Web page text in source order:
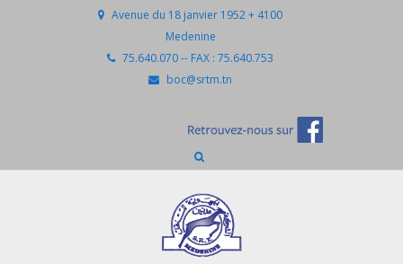
Avenue du 18 janvier 1952 + 4100
Medenine
75.640.070 -- FAX : 75.640.753
boc@srtm.tn